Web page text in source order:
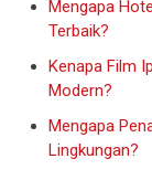
Mengapa
Terbaik?
Kenapa Film
Modern?
Mengapa
Lingkungan?